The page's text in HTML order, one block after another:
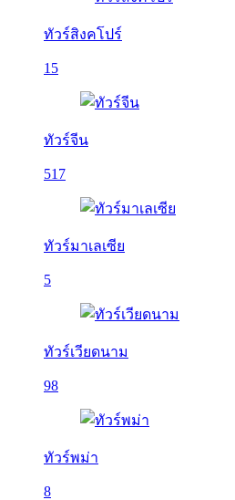
ทัวร์สิงคโปร์
15
ทัวร์จีน
517
ทัวร์มาเลเซีย
5
ทัวร์เวียดนาม
98
ทัวร์พม่า
8